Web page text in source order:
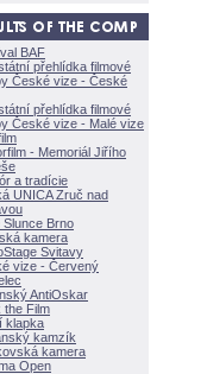
BAF
přehlídka filmové
České vize - České
přehlídka filmové
České vize - Malé vize
- Memoriál Jiřího
a tradície
UNICA Zruč nad
Slunce Brno
kamera
Svitavy
vize - Červený
AntiOskar
the Film
klapka
kamzík
kamera
Open